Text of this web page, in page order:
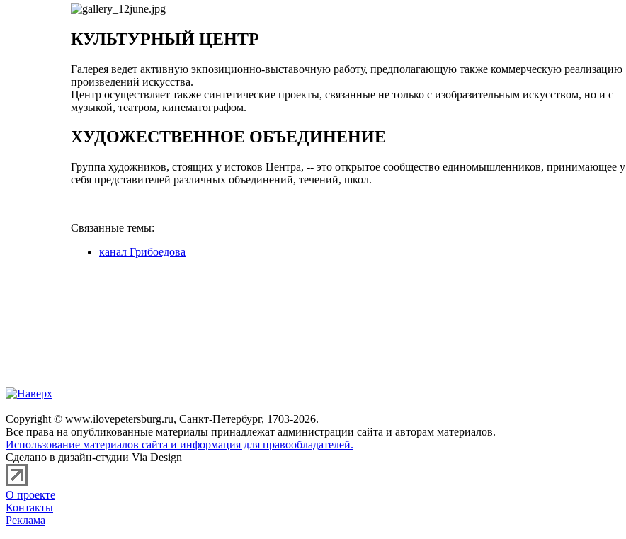
КУЛЬТУРНЫЙ ЦЕНТР
Галерея ведет активную экпозиционно-выставочную работу, предполагающую также коммерческую реализацию
произведений искусства.
Центр осуществляет также синтетические проекты, связанные не только с изобразительным искусством, но и с
музыкой, театром, кинематографом.
ХУДОЖЕСТВЕННОЕ ОБЪЕДИНЕНИЕ
Группа художников, стоящих у истоков Центра, -- это открытое сообщество единомышленников, принимающее у
себя представителей различных объединений, течений, школ.
Связанные темы:
канал Грибоедова
Copyright © www.ilovepetersburg.ru, Санкт-Петербург, 1703-2026.
Все права на опубликованные материалы принадлежат администрации сайта и авторам материалов.
Использование материалов сайта и информация для правообладателей.
Сделано в дизайн-студии Via Design
О проекте
Контакты
Реклама